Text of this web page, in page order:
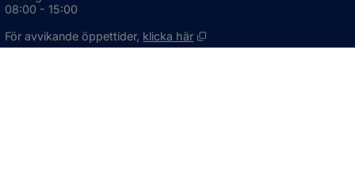
08:00 - 15:00
För avvikande öppettider, klicka här
Öppnas i nytt fönster.